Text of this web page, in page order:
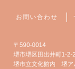
お問い合わせ
〒590-0014
堺市堺区田出井町1-
堺市立文化館内 堺ア